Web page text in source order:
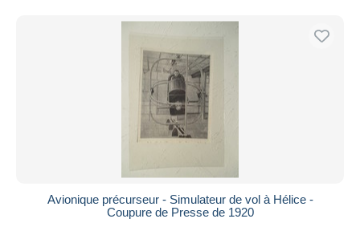
Avionique précurseur - Simulateur de vol à Hélice -
Coupure de Presse de 1920